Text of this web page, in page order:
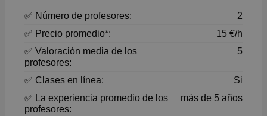
✅ Número de profesores:
2
✅ Precio promedio*:
15 €/h
✅ Valoración media de los
profesores:
5
✅ Clases en línea:
Si
✅ La experiencia promedio de los
profesores:
más de 5 años